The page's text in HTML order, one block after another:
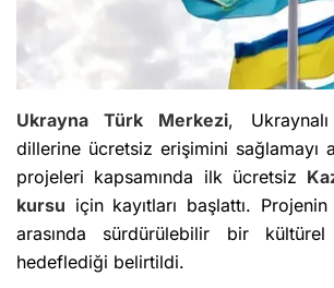
Ukrayna Türk Merkezi,
dillerine ücretsiz erişimini sağlamayı
projeleri kapsamında ilk ücretsiz
kursu için kayıtları başlattı.
arasında sürdürülebilir bir
hedeflediği belirtildi.